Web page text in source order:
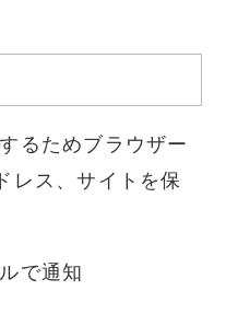
るためブラウザー
レス、サイトを保
で通知